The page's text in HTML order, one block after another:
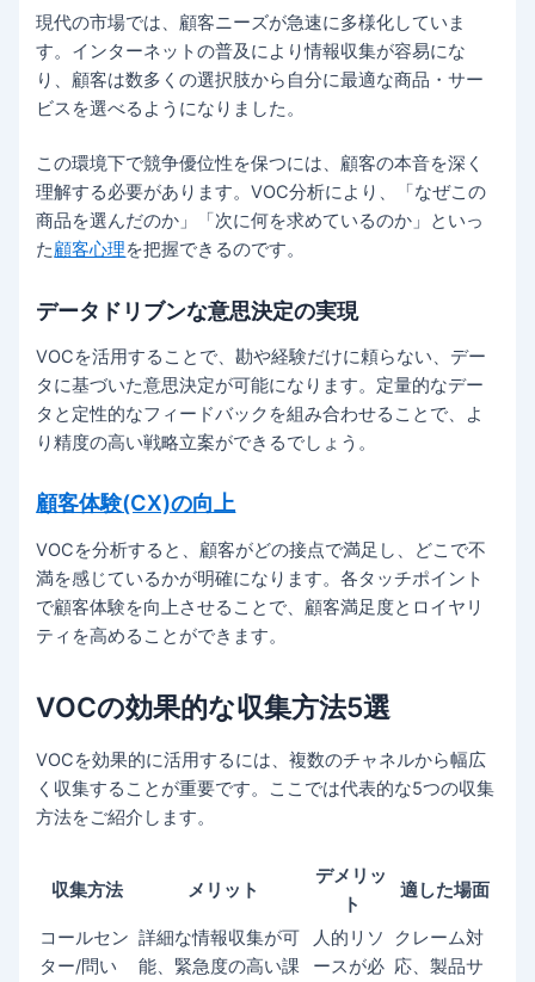
現代の市場では、顧客ニーズが急速に多様化していま
す。インターネットの普及により情報収集が容易にな
り、顧客は数多くの選択肢から自分に最適な商品・サー
ビスを選べるようになりました。
この環境下で競争優位性を保つには、顧客の本音を深く
理解する必要があります。VOC分析により、「なぜこの
商品を選んだのか」「次に何を求めているのか」といっ
た顧客心理を把握できるのです。
データドリブンな意思決定の実現
VOCを活用することで、勘や経験だけに頼らない、デー
タに基づいた意思決定が可能になります。定量的なデー
タと定性的なフィードバックを組み合わせることで、よ
り精度の高い戦略立案ができるでしょう。
顧客体験(CX)の向上
VOCを分析すると、顧客がどの接点で満足し、どこで不
満を感じているかが明確になります。各タッチポイント
で顧客体験を向上させることで、顧客満足度とロイヤリ
ティを高めることができます。
VOCの効果的な収集方法5選
VOCを効果的に活用するには、複数のチャネルから幅広
く収集することが重要です。ここでは代表的な5つの収集
方法をご紹介します。
収集方法 メリット
デメリッ
ト
適した場面
コールセン
ター/問い
詳細な情報収集が可
能、緊急度の高い課
人的リソ
ースが必
クレーム対
応、製品サ